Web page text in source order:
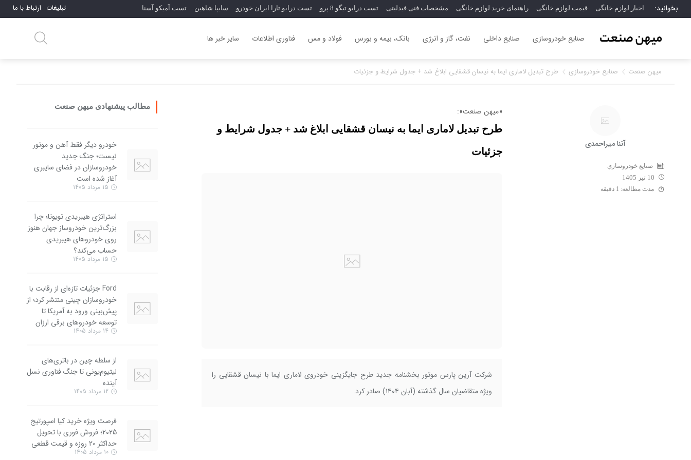
بخوانید: اخبار لوازم خانگی قیمت لوازم خانگی راهنمای خرید لوازم خانگی مشخصات فنی فیدلیتی تست درایو تیگو 8 پرو تست درایو تارا ایران خودرو سایپا شاهین تست آمیکو آسنا تبلیغات ارتباط با ما
صنایع خودروسازی صنایع داخلی نفت، گاز و انرژی بانک، بیمه و بورس فولاد و مس فناوری اطلاعات سایر خبر ها
میهن صنعت صنايع خودروسازي طرح تبدیل لاماری ایما به نیسان قشقایی ابلاغ شد + جدول شرایط و جزئیات
آتنا میراحمدی
صنايع خودروسازي
10 تیر 1405
مدت مطالعه: 1 دقیقه
«میهن صنعت»:
طرح تبدیل لاماری ایما به نیسان قشقایی ابلاغ شد + جدول شرایط و
جزئیات
شرکت آرین پارس موتور بخشنامه جدید طرح جایگزینی خودروی لاماری ایما با نیسان قشقایی را
ویژه متقاضیان سال گذشته (آبان ۱۴۰۴) صادر کرد.
مطالب پیشنهادی میهن صنعت
خودرو دیگر فقط آهن و موتور
نیست؛ جنگ جدید
خودروسازان در فضای سایبری
آغاز شده است
15 مرداد 1405
استراتژی هیبریدی تویوتا؛ چرا
بزرگ‌ترین خودروساز جهان هنوز
روی خودروهای هیبریدی
حساب می‌کند؟
15 مرداد 1405
Ford جزئیات تازه‌ای از رقابت با
خودروسازان چینی منتشر کرد؛ از
پیش‌بینی ورود به آمریکا تا
توسعه خودروهای برقی ارزان
14 مرداد 1405
از سلطه چین در باتری‌های
لیتیوم‌یونی تا جنگ فناوری نسل
آینده
12 مرداد 1405
فرصت ویژه خرید کیا اسپورتیج
2025؛ فروش فوری با تحویل
حداکثر 20 روزه و قیمت قطعی
10 مرداد 1405
بازگشت
بازگشت